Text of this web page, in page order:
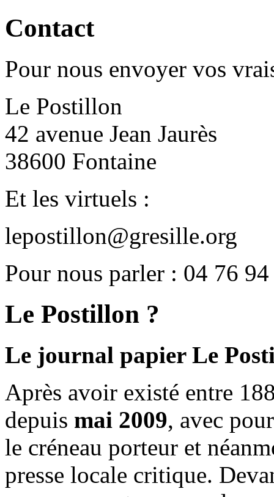
Contact
Pour nous envoyer vos
Le Postillon
42 avenue Jean Jaurès
38600 Fontaine
Et les virtuels :
lepostillon@gresille.org
Pour nous parler : 04 76
Le Postillon ?
Le journal papier Le
Après avoir existé entre
depuis mai 2009, avec
le créneau porteur et
presse locale critique.